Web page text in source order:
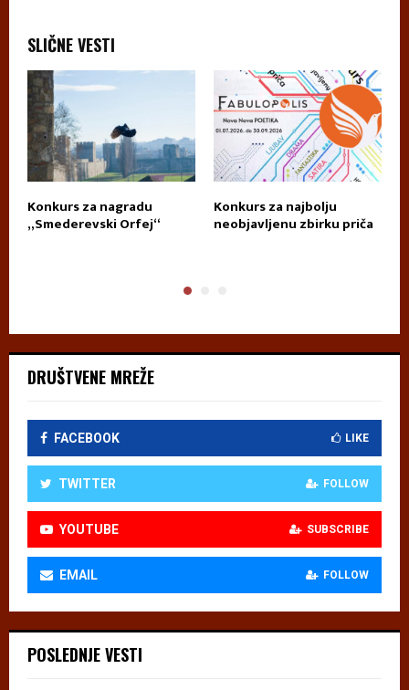
SLIČNE VESTI
Konkurs za nagradu
„Smederevski Orfej“
Konkurs za najbolju
neobjavljenu zbirku priča
DRUŠTVENE MREŽE
FACEBOOK LIKE
TWITTER FOLLOW
YOUTUBE SUBSCRIBE
EMAIL FOLLOW
POSLEDNJE VESTI